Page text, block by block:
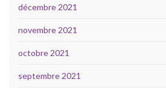
décembre 2021
novembre 2021
octobre 2021
septembre 2021